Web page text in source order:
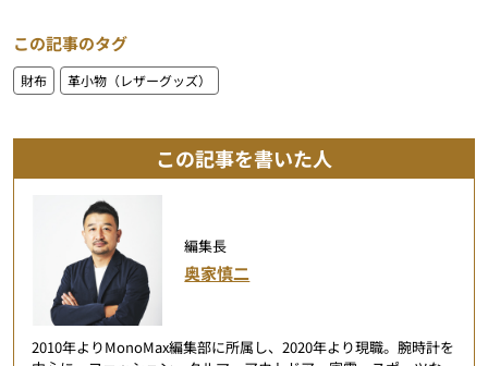
この記事のタグ
財布 革小物（レザーグッズ）
この記事を書いた人
編集長
奥家慎二
2010年よりMonoMax編集部に所属し、2020年より現職。腕時計を